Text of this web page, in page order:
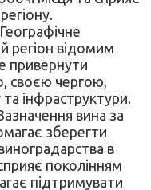
Географічне
регіон відомим
привернути
своєю чергою,
інфраструктури.
вина за
зберегти
в
поколінням
підтримувати